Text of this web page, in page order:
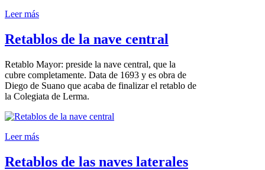
Leer más
Retablos de la nave central
Retablo Mayor: preside la nave central, que la
cubre completamente. Data de 1693 y es obra de
Diego de Suano que acaba de finalizar el retablo de
la Colegiata de Lerma.
Leer más
Retablos de las naves laterales